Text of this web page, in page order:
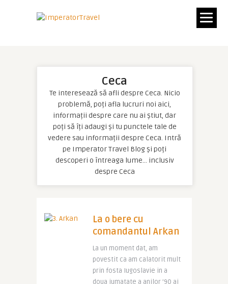
Ceca
Te interesează să afli despre Ceca. Nicio
problemă, poți afla lucruri noi aici,
informații despre care nu ai știut, dar
poți să îți adaugi și tu punctele tale de
vedere sau informații despre Ceca. Intră
pe Imperator Travel Blog și poți
descoperi o întreaga lume… inclusiv
despre Ceca
La o bere cu
comandantul Arkan
La un moment dat, am
povestit ca am calatorit mult
prin fosta Iugoslavie in a
doua jumatate a anilor ’90 ai